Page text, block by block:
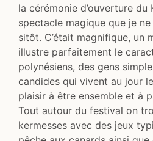
la cérémonie d’ouverture du
spectacle magique que je ne
sitôt. C’était magnifique, un
illustre parfaitement le
polynésiens, des gens
candides qui vivent au jour
plaisir à être ensemble et à
Tout autour du festival on
kermesses avec des jeux